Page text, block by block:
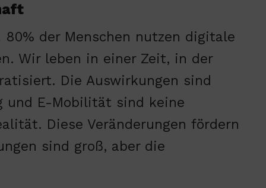
der Menschen nutzen digitale
Wir leben in einer Zeit, in der
Die Auswirkungen sind
und E-Mobilität sind keine
Diese Veränderungen fördern
sind groß, aber die